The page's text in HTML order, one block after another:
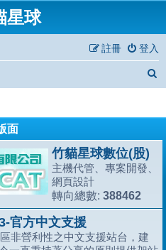
星球
登入
註冊
面
竹貓星球數位(股)
主機代管、專案開發、
網頁設計
轉向總數: 388462
官方中文支援
非營利性之中文支援站台，建